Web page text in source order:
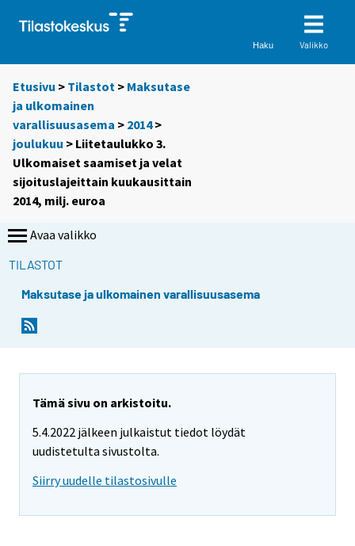
Haku Valikko
Etusivu > Tilastot > Maksutase
ja ulkomainen
varallisuusasema > 2014>
joulukuu > Liitetaulukko 3.
Ulkomaiset saamiset ja velat
sijoituslajeittain kuukausittain
2014, milj. euroa
Avaa valikko
TILASTOT
Maksutase ja ulkomainen varallisuusasema
Tämä sivu on arkistoitu.
5.4.2022 jälkeen julkaistut tiedot löydät
uudistetulta sivustolta.
Siirry uudelle tilastosivulle